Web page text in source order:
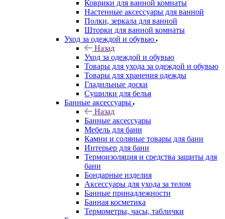
Коврики для ванной комнаты
Настенные аксессуары для ванной
Полки, зеркала для ванной
Шторки для ванной комнаты
Уход за одеждой и обувью
Назад
Уход за одеждой и обувью
Товары для ухода за одеждой и обувью
Товары для хранения одежды
Гладильные доски
Сушилки для белья
Банные аксессуары
Назад
Банные аксессуары
Мебель для бани
Камни и соляные товары для бани
Интерьер для бани
Термоизоляция и средства защиты для
бани
Бондарные изделия
Аксеcсуары для ухода за телом
Банные принадлежности
Банная косметика
Термометры, часы, таблички